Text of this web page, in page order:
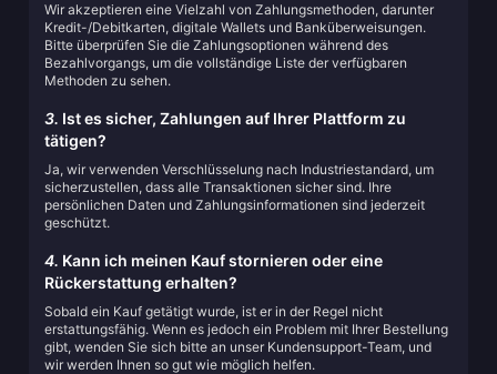
Wir akzeptieren eine Vielzahl von Zahlungsmethoden, darunter
Kredit-/Debitkarten, digitale Wallets und Banküberweisungen.
Bitte überprüfen Sie die Zahlungsoptionen während des
Bezahlvorgangs, um die vollständige Liste der verfügbaren
Methoden zu sehen.
3. Ist es sicher, Zahlungen auf Ihrer Plattform zu
tätigen?
Ja, wir verwenden Verschlüsselung nach Industriestandard, um
sicherzustellen, dass alle Transaktionen sicher sind. Ihre
persönlichen Daten und Zahlungsinformationen sind jederzeit
geschützt.
4. Kann ich meinen Kauf stornieren oder eine
Rückerstattung erhalten?
Sobald ein Kauf getätigt wurde, ist er in der Regel nicht
erstattungsfähig. Wenn es jedoch ein Problem mit Ihrer Bestellung
gibt, wenden Sie sich bitte an unser Kundensupport-Team, und
wir werden Ihnen so gut wie möglich helfen.